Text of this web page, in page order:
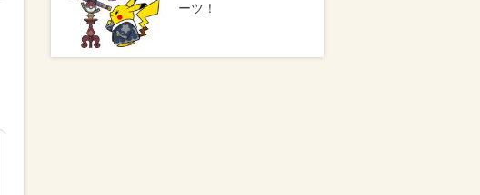
ーツ！